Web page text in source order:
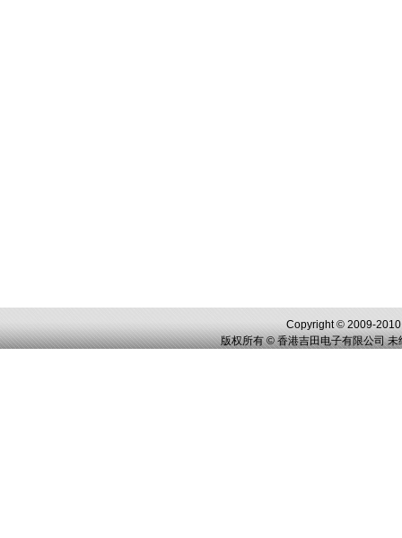
Copyright © 2009-
版权所有 © 香港吉田电子有限公司